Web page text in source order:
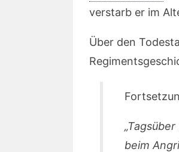
verstarb er im
Über den
beim